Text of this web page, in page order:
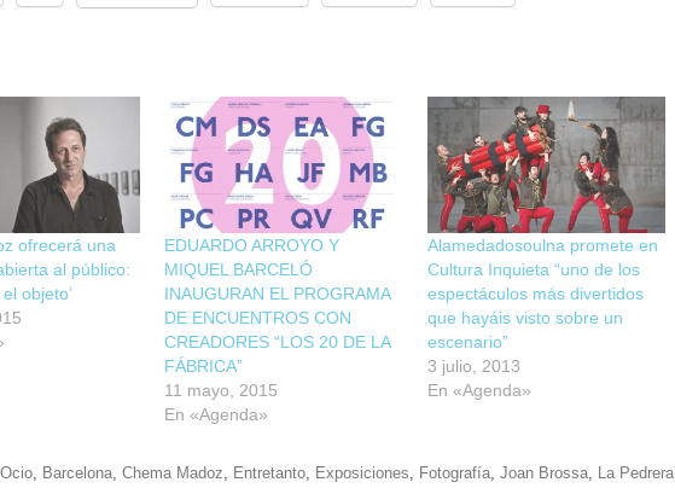
ofrecerá una
al público:
objeto’
EDUARDO ARROYO Y
MIQUEL BARCELÓ
INAUGURAN EL PROGRAMA
DE ENCUENTROS CON
CREADORES “LOS 20 DE LA
FÁBRICA”
11 mayo, 2015
En «Agenda»
Alamedadosoulna promete en
Cultura Inquieta “uno de los
espectáculos más divertidos
que hayáis visto sobre un
escenario”
3 julio, 2013
En «Agenda»
Barcelona Chema Madoz Entretanto Exposiciones Fotografía Joan Brossa La Pedrera